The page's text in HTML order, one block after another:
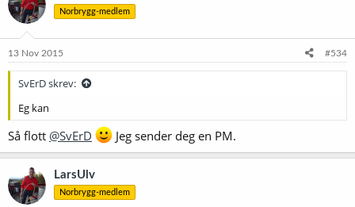
j
o
e
Norbrygg-medlem
13 Nov 2015 #534
SvErD skrev:
Eg kan
Så flott @SvErD Jeg sender deg en PM.
LarsUlv
Norbrygg-medlem